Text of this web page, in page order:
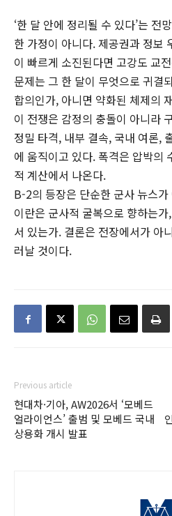
‘한 달 안에 정리될 수 있다’는 전
한 가정이 아니다. 제공권과 정보
이 빠르게 소진된다면 고강도 교
문제는 그 한 달이 무엇으로 귀결
합의인가, 아니면 약화된 체제의
이 전쟁은 감정의 충돌이 아니라
정밀 타격, 내부 결속, 국내 여론,
에 움직이고 있다. 폭격은 압박의
적 계산에서 나온다.
B-2의 등장은 단순한 군사 뉴스
이란은 군사적 굴복으로 향하는
서 있는가. 결론은 전장에서가 아
러날 것이다.
Previous article
현대차·기아, AW2026서 ‘모베드
얼라이언스’ 출범 및 모베드 국내
상용화 개시 발표